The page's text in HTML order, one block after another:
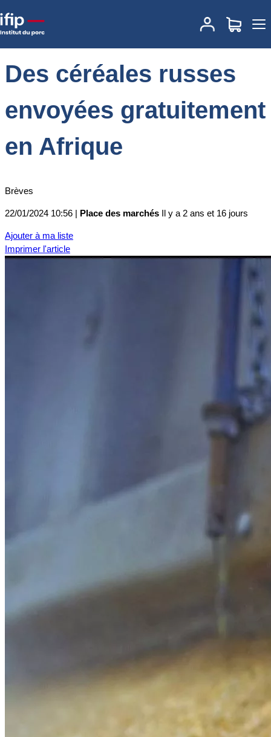
Accueil Actualités des marchés
Des céréales
russes envoyées gratuitement en Afrique
Des céréales russes
envoyées gratuitement
en Afrique
Brèves
22/01/2024 10:56 | Place des marchés Il y a 2 ans et 16 jours
Ajouter à ma liste
Imprimer l'article